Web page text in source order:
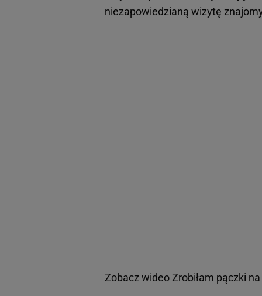
niezapowiedzianą wizytę
Zobacz wideoZrobiłam pączki